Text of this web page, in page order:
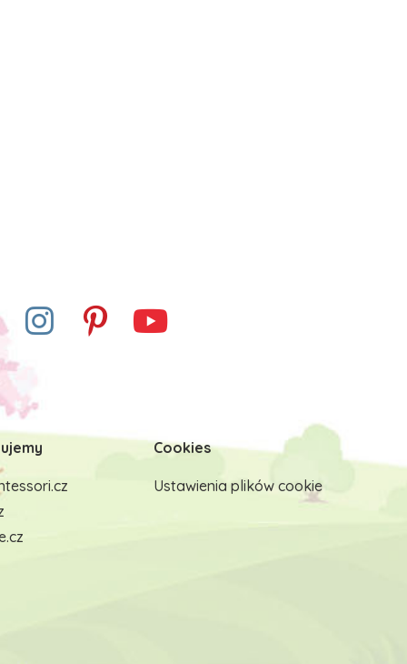
Cookies
Ustawienia plików cookie